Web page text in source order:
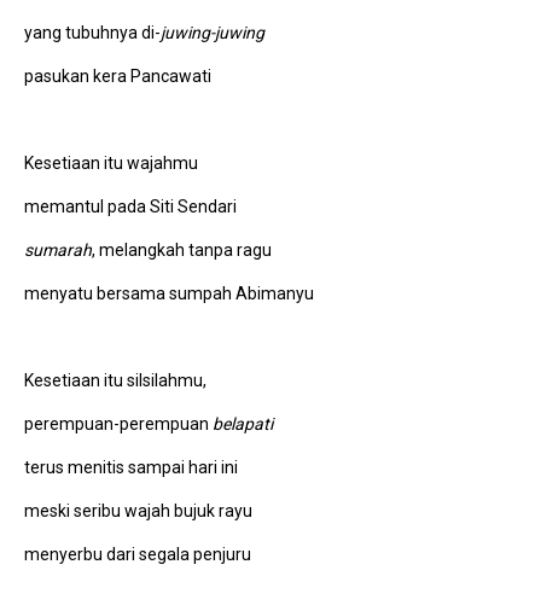
yang tubuhnya di-juwing-juwing
pasukan kera Pancawati
Kesetiaan itu wajahmu
memantul pada Siti Sendari
sumarah, melangkah tanpa ragu
menyatu bersama sumpah Abimanyu
Kesetiaan itu silsilahmu,
perempuan-perempuan belapati
terus menitis sampai hari ini
meski seribu wajah bujuk rayu
menyerbu dari segala penjuru